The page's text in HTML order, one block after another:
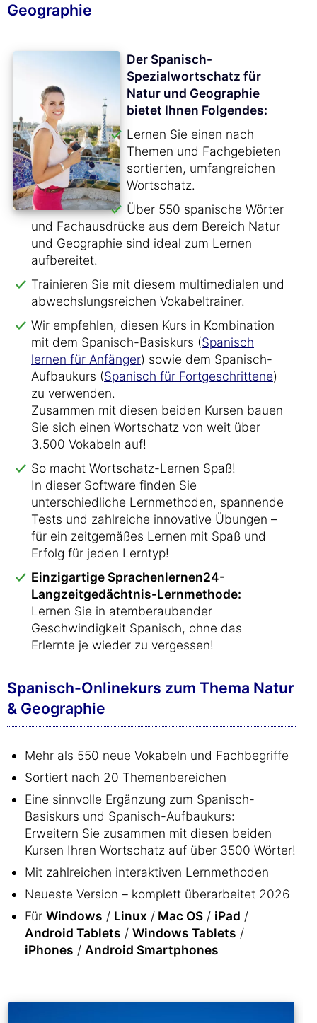
Geographie
Der Spanisch-
Spezialwortschatz für
Natur und Geographie
bietet Ihnen Folgendes:
Lernen Sie einen nach
Themen und Fachgebieten
sortierten, umfangreichen
Wortschatz.
Über 550 spanische Wörter
und Fachausdrücke aus dem Bereich Natur
und Geographie sind ideal zum Lernen
aufbereitet.
Trainieren Sie mit diesem multimedialen und
abwechslungsreichen Vokabeltrainer.
Wir empfehlen, diesen Kurs in Kombination
mit dem Spanisch-Basiskurs (Spanisch
lernen für Anfänger) sowie dem Spanisch-
Aufbaukurs (Spanisch für Fortgeschrittene)
zu verwenden.
Zusammen mit diesen beiden Kursen bauen
Sie sich einen Wortschatz von weit über
3.500 Vokabeln auf!
So macht Wortschatz-Lernen Spaß!
In dieser Software finden Sie
unterschiedliche Lernmethoden, spannende
Tests und zahlreiche innovative Übungen –
für ein zeitgemäßes Lernen mit Spaß und
Erfolg für jeden Lerntyp!
Einzigartige Sprachenlernen24-
Langzeitgedächtnis-Lernmethode:
Lernen Sie in atemberaubender
Geschwindigkeit Spanisch, ohne das
Erlernte je wieder zu vergessen!
Spanisch-Onlinekurs zum Thema Natur
& Geographie
Mehr als 550 neue Vokabeln und Fachbegriffe
Sortiert nach 20 Themenbereichen
Eine sinnvolle Ergänzung zum Spanisch-
Basiskurs und Spanisch-Aufbaukurs:
Erweitern Sie zusammen mit diesen beiden
Kursen Ihren Wortschatz auf über 3500 Wörter!
Mit zahlreichen interaktiven Lernmethoden
Neueste Version – komplett überarbeitet 2026
Für Windows / Linux / Mac OS / iPad /
Android Tablets / Windows Tablets /
iPhones / Android Smartphones